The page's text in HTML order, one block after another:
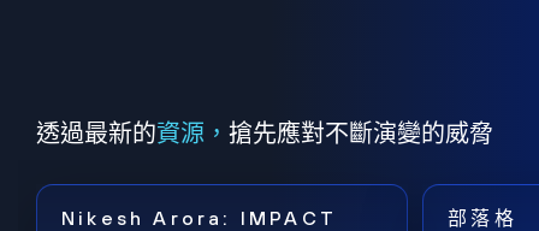
透過最新的資源， 搶先應對不斷演變的威脅
Nikesh Arora: IMPACT
部落格